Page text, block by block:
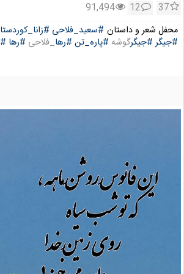
37
12
91,494
محفل شعر و داستان #سعید_فلاحی
#جیگر #جیگرگوشه #پاره_تن #رها_فلاحی #رها